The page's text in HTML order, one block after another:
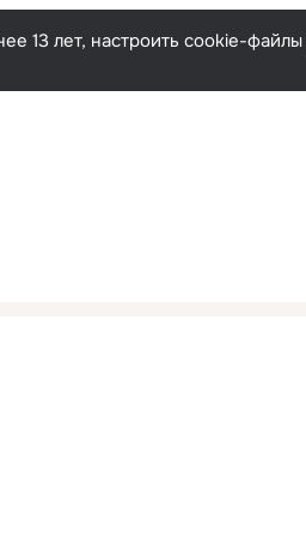
Русский
13 лет, настроить cookie-